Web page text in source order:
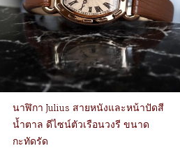
นาฬิกา Julius สายหนังและหน้าปัดสี
น้ำตาล ดีไซน์ตัวเรือนวงรี ขนาด
กะทัดรัด